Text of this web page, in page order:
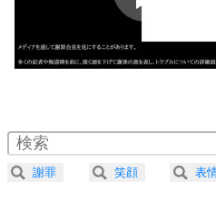
人生、なんと
気楽に生きる30の
4 器の大きい人
プラス思考
2.0倍速 （282KB 1分11
2.5倍速 （226KB 57秒）
3.0倍速 （188KB 47秒）
謝罪 笑顔 表